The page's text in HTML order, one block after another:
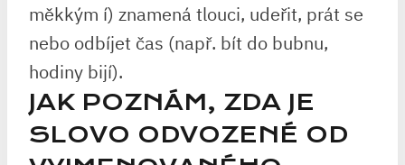
měkkým í) znamená tlouci, udeřit, prát se
nebo odbíjet čas (např. bít do bubnu,
hodiny bijí).
JAK POZNÁM, ZDA JE
SLOVO ODVOZENÉ OD